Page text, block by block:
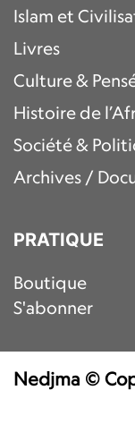
Islam et
Livres
Culture &
Histoire de
Société &
Archives /
PRATIQUE
Boutique
S'abonner
Nedjma ©